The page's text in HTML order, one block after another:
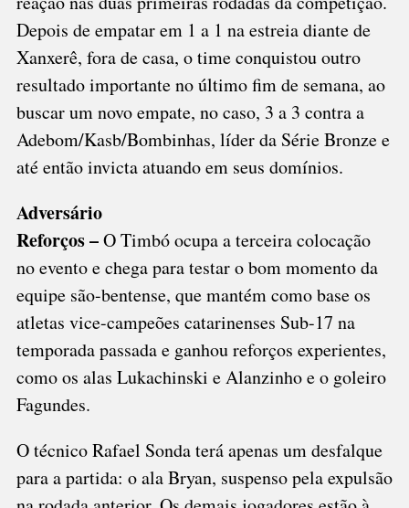
Depois de empatar em 1 a 1 na estreia diante de
Xanxerê, fora de casa, o time conquistou outro
resultado importante no último fim de semana, ao
buscar um novo empate, no caso, 3 a 3 contra a
Adebom/Kasb/Bombinhas, líder da Série Bronze e
até então invicta atuando em seus domínios.
Adversário
Reforços –O Timbó ocupa a terceira colocação
no evento e chega para testar o bom momento da
equipe são-bentense, que mantém como base os
atletas vice-campeões catarinenses Sub-17 na
temporada passada e ganhou reforços experientes,
como os alas Lukachinski e Alanzinho e o goleiro
Fagundes.
O técnico Rafael Sonda terá apenas um desfalque
para a partida: o ala Bryan, suspenso pela expulsão